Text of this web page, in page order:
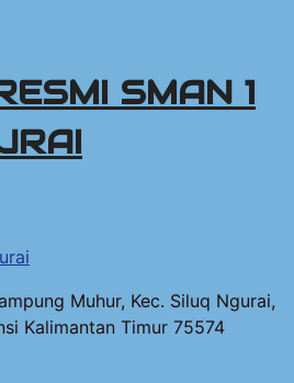
SMAN 1
Muhur, Kec. Siluq Ngurai,
Kalimantan Timur 75574